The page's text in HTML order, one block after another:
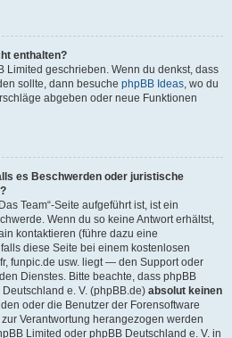
enthalten?
Limited geschrieben. Wenn du denkst, dass
sollte, dann besuche phpBB Ideas, wo du
abgeben oder neue Funktionen
es Beschwerden oder juristische
Team“-Seite aufgeführt ist, ist ein
Wenn du so keine Antwort erhältst,
kontaktieren (führe dazu eine
diese Seite bei einem kostenlosen
funpic.de usw. liegt — den Support oder
Dienstes. Bitte beachte, dass phpBB
e. V. (phpBB.de) absolut keinen
oder die Benutzer der Forensoftware
Verantwortung herangezogen werden
Limited oder phpBB Deutschland e. V. in